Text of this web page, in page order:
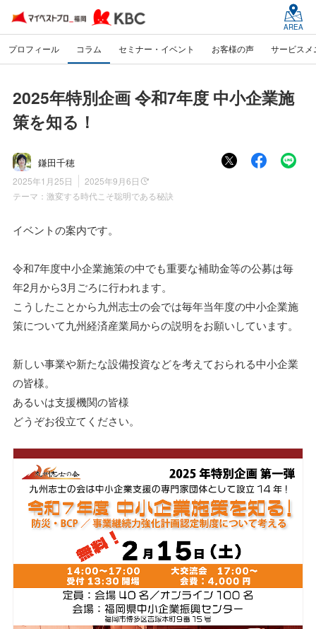
AREA
プロフィール コラム セミナー・イベント お客様の声 サービスメ
2025年特別企画 令和7年度 中小企業施
策を知る！
鎌田千穂
2025年1月25日
2025年9月6日
テーマ： 激変する時代こそ聡明である秘訣
イベントの案内です。
令和7年度中小企業施策の中でも重要な補助金等の公募は毎
年2月から3月ごろに行われます。
こうしたことから九州志士の会では毎年当年度の中小企業施
策について九州経済産業局からの説明をお願いしています。
新しい事業や新たな設備投資などを考えておられる中小企業
の皆様。
あるいは支援機関の皆様
どうぞお役立てください。